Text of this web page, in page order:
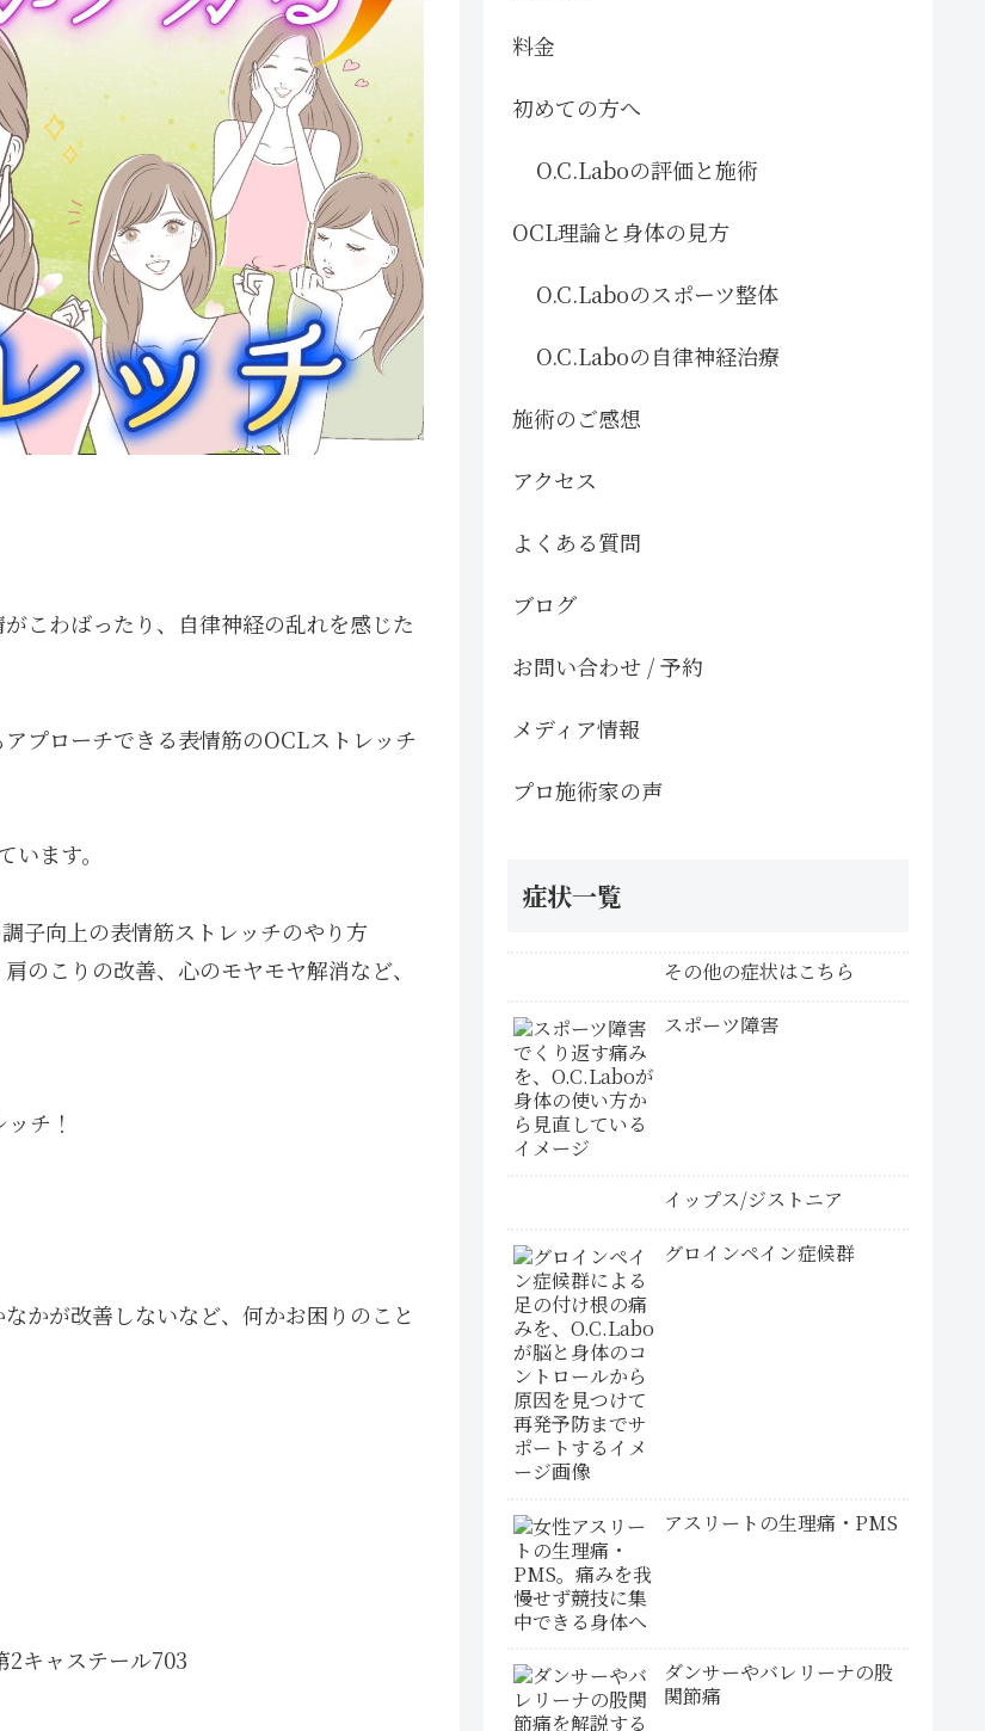
こわばったり、自律神経の乱れを感じた
プローチできる表情筋のOCLストレッチ
ます。
子向上の表情筋ストレッチのやり方
のこりの改善、心のモヤモヤ解消など、
チ！
かが改善しないなど、何かお困りのこと
2キャステール703
料金
初めての方へ
O.C.Laboの評価と施術
OCL理論と身体の見方
O.C.Laboのスポーツ整体
O.C.Laboの自律神経治療
施術のご感想
アクセス
よくある質問
ブログ
お問い合わせ / 予約
メディア情報
プロ施術家の声
症状一覧
その他の症状はこちら
スポーツ障害
イップス/ジストニア
グロインペイン症候群
アスリートの生理痛・PMS
ダンサーやバレリーナの股
関節痛